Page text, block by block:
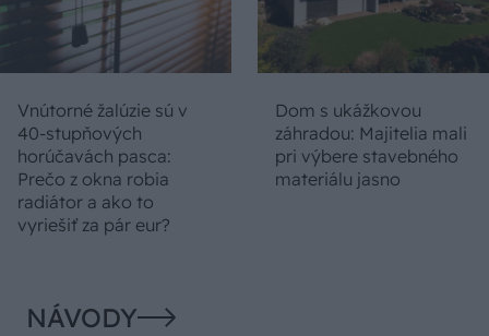
Vnútorné žalúzie sú v
40-stupňových
horúčavách pasca:
Prečo z okna robia
radiátor a ako to
vyriešiť za pár eur?
Dom s ukážkovou
záhradou: Majitelia mali
pri výbere stavebného
materiálu jasno
NÁVODY